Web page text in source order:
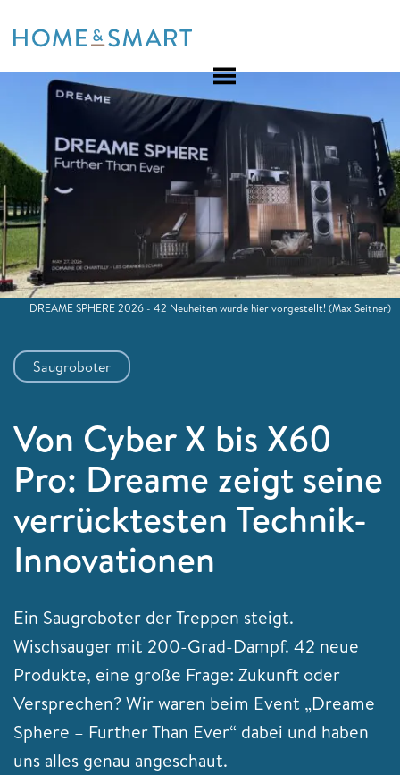
to
Saugroboter
Von Cyber X bis X60
Pro: Dreame zeigt seine
verrücktesten Technik-
Innovationen
Ein Saugroboter der Treppen steigt.
Wischsauger mit 200-Grad-Dampf. 42 neue
Produkte, eine große Frage: Zukunft oder
Versprechen? Wir waren beim Event „Dreame
Sphere – Further Than Ever“ dabei und haben
uns alles genau angeschaut.
DREAME SPHERE 2026 - 42 Neuheiten wurde hier vorgestellt!(Max Seitner)